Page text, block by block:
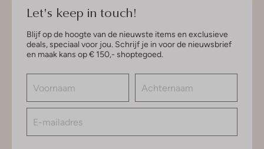
Let's keep in touch!
Blijf op de hoogte van de nieuwste items en exclusieve
deals, speciaal voor jou. Schrijf je in voor de nieuwsbrief
en maak kans op € 150,- shoptegoed.